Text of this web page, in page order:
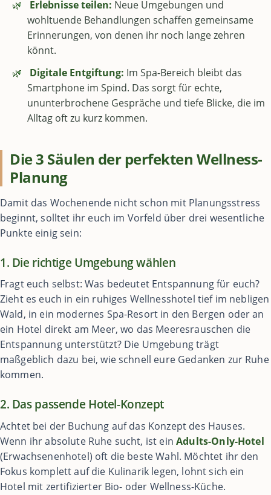
🌿
Erlebnisse teilen: Neue Umgebungen und
wohltuende Behandlungen schaffen gemeinsame
Erinnerungen, von denen ihr noch lange zehren
könnt.
🌿
Digitale Entgiftung: Im Spa-Bereich bleibt das
Smartphone im Spind. Das sorgt für echte,
ununterbrochene Gespräche und tiefe Blicke, die im
Alltag oft zu kurz kommen.
Die 3 Säulen der perfekten Wellness-
Planung
Damit das Wochenende nicht schon mit Planungsstress
beginnt, solltet ihr euch im Vorfeld über drei wesentliche
Punkte einig sein:
1. Die richtige Umgebung wählen
Fragt euch selbst: Was bedeutet Entspannung für euch?
Zieht es euch in ein ruhiges Wellnesshotel tief im nebligen
Wald, in ein modernes Spa-Resort in den Bergen oder an
ein Hotel direkt am Meer, wo das Meeresrauschen die
Entspannung unterstützt? Die Umgebung trägt
maßgeblich dazu bei, wie schnell eure Gedanken zur Ruhe
kommen.
2. Das passende Hotel-Konzept
Achtet bei der Buchung auf das Konzept des Hauses.
Wenn ihr absolute Ruhe sucht, ist einAdults-Only-Hotel
(Erwachsenenhotel) oft die beste Wahl. Möchtet ihr den
Fokus komplett auf die Kulinarik legen, lohnt sich ein
Hotel mit zertifizierter Bio- oder Wellness-Küche.